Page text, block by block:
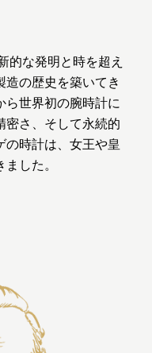
的な発明と時を超え
の歴史を築いてき
ら世界初の腕時計に
密さ、そして永続的
の時計は、女王や皇
した。